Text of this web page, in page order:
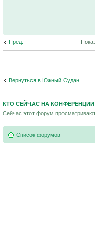
Пред.
Вернуться в Южный Судан
КТО СЕЙЧАС НА КОНФЕРЕНЦИИ
Сейчас этот форум
Список форумов